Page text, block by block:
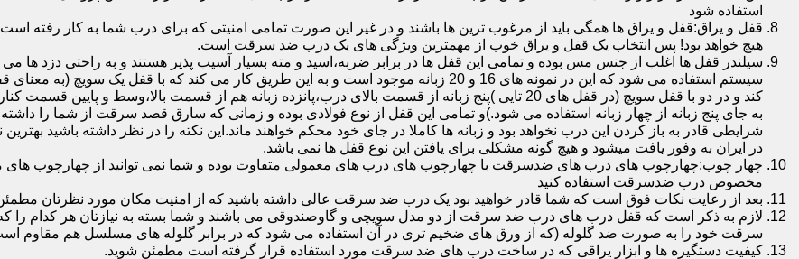
استفاده شود
قفل و یراق:قفل و یراق ها همگی باید از مرغوب ترین ها باشند و در غیر این صورت تمامی امنیتی که برای درب شما به کار رفته است
هیچ خواهد بود! پس انتخاب یک قفل و یراق خوب از مهمترین ویژگی های یک درب ضد سرقت است.
سیلندر قفل ها اغلب از جنس مس بوده و تمامی این قفل ها در برابر ضربه،اسید و مته بسیار آسیب پذیر هستند و به راحتی دزد ها می
سیستم استفاده می شود که این در نمونه های 16 و 20 زبانه موجود است و به این طریق کار می کند
به جای پنج زبانه از چهار زبانه استفاده می شود.)و تمامی این قفل از نوع فولادی بوده و زمانی که سارق قصد سرقت از شما را
شرایطی قادر به باز کردن این درب نخواهد بود و زبانه ها کاملا در جای خود محکم خواهند ماند.این نکته را در نظر داشته باشید
در ایران به وفور یافت میشود و هیچ گونه مشکلی برای یافتن این نوع قفل ها نمی باشد.
چهار چوب:چهارچوب های درب های ضدسرقت با چهارچوب های درب های معمولی متفاوت بوده و شما نمی توانید از چهارچوب های
مخصوص درب ضدسرقت استفاده کنید
بعد از رعایت نکات فوق است که شما قادر خواهید بود یک درب ضد سرقت عالی داشته باشید که از امنیت مکان مورد نظرتان
لازم به ذکر است که قفل درب های درب ضد سرقت از دو مدل سویچی و گاوصندوقی می باشند و شما بسته به نیازتان هر کدام را که
سرقت خود را به صورت ضد گلوله (که از ورق های ضخیم تری در آن استفاده می شود که در برابر گلوله های مسلسل هم مقاوم
کیفیت دستگیره ها و ابزار یراقی که در ساخت درب های ضد سرقت مورد استفاده قرار گرفته است مطمئن شوید.